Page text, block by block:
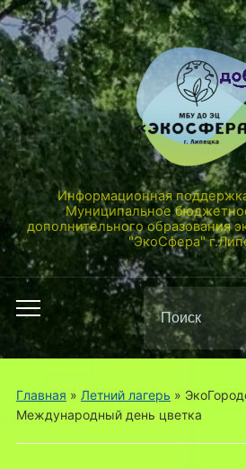
Информационная
Муниципальное
дополнительного образования
"ЭкоСфера"
Переключить
мобильное
меню
Поиск
по:
Главная » Летний лагерь »
Международный день цветка